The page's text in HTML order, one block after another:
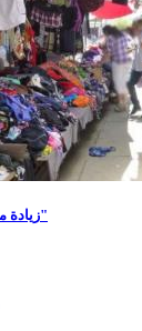
زيادة مرتقبة بأكثر من 20% في "الفريب"